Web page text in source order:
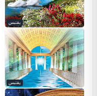
يقتبس
يقتبس